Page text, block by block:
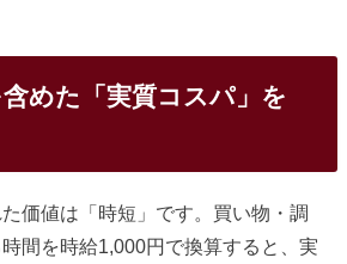
めた「実質コスパ」を
価値は「時短」です。買い物・調
間を時給1,000円で換算すると、実